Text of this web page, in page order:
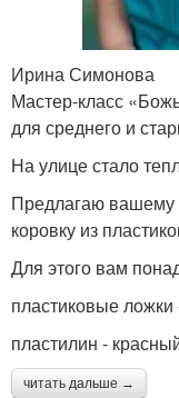
Ирина Симонова
Мастер-класс
для среднего и
На улице стало
Предлагаю вашему
коровку из
Для этого вам
пластиковые ложки
пластилин -
читать дальше →